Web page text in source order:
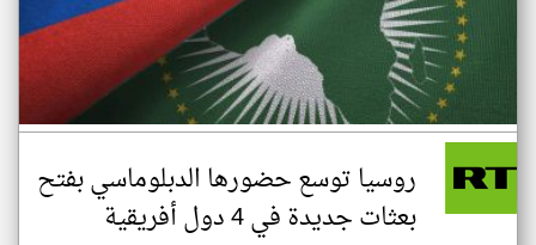
روسيا توسع حضورها الدبلوماسي بفتح
بعثات جديدة في 4 دول أفريقية